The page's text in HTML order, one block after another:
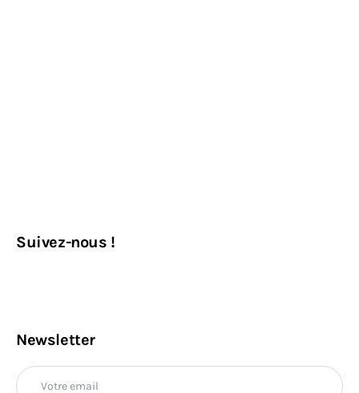
Suivez-nous !
Newsletter